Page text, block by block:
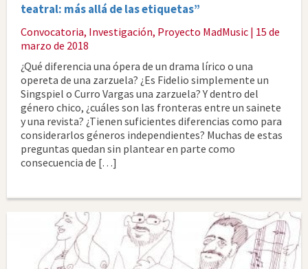
teatral: más allá de las etiquetas”
Convocatoria, Investigación, Proyecto MadMusic | 15 de
marzo de 2018
¿Qué diferencia una ópera de un drama lírico o una
opereta de una zarzuela? ¿Es Fidelio simplemente un
Singspiel o Curro Vargas una zarzuela? Y dentro del
género chico, ¿cuáles son las fronteras entre un sainete
y una revista? ¿Tienen suficientes diferencias como para
considerarlos géneros independientes? Muchas de estas
preguntas quedan sin plantear en parte como
consecuencia de […]